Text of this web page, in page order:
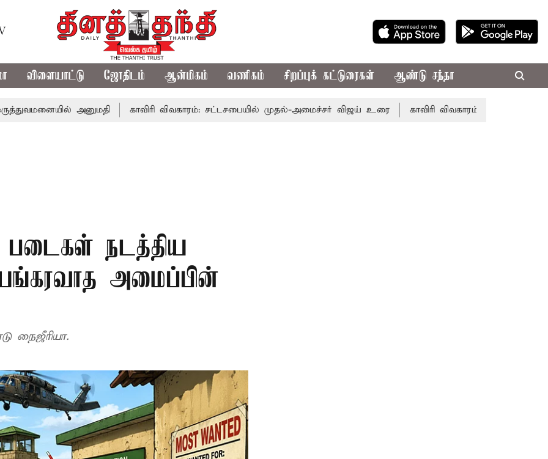
விளையாட்டு ஜோதிடம் ஆன்மிகம் வணிகம் சிறப்புக் கட்டுரைகள் ஆண்டு சந்தா
அனுமதி காவிரி விவகாரம்: சட்டசபையில் முதல்-அமைச்சர் விஜய் உரை காவிரி விவகாரம்: தமிழகத்தில் அனைத்து
படைகள் நடத்திய
அமைப்பின்
நைஜீரியா.